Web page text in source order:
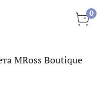
0
MRoss Boutique